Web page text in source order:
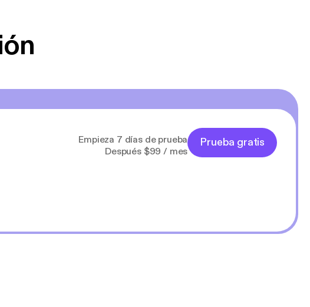
Empieza 7 días de prueba
Después $99 / mes
Prueba gratis